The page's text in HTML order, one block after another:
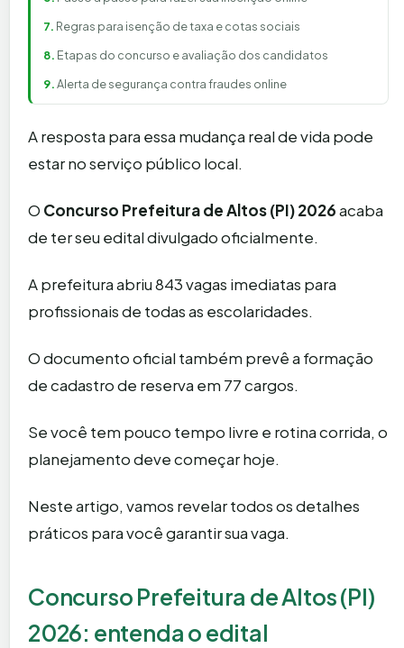
Regras para isenção de taxa e cotas sociais
Etapas do concurso e avaliação dos candidatos
Alerta de segurança contra fraudes online
A resposta para essa mudança real de vida pode
estar no serviço público local.
O Concurso Prefeitura de Altos (PI) 2026acaba
de ter seu edital divulgado oficialmente.
A prefeitura abriu 843 vagas imediatas para
profissionais de todas as escolaridades.
O documento oficial também prevê a formação
de cadastro de reserva em 77 cargos.
Se você tem pouco tempo livre e rotina corrida, o
planejamento deve começar hoje.
Neste artigo, vamos revelar todos os detalhes
práticos para você garantir sua vaga.
Concurso Prefeitura de Altos (PI)
2026: entenda o edital